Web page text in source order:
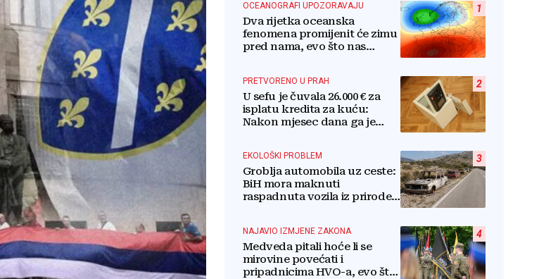
1
OCEANOGRAFI UPOZORAVAJU
Dva rijetka oceanska
fenomena promijenit će zimu
pred nama, evo što nas
2
PRETVORENO U PRAH
U sefu je čuvala 26.000 € za
isplatu kredita za kuću:
Nakon mjesec dana ga je
3
EKOLOŠKI PROBLEM
Groblja automobila uz ceste:
BiH mora maknuti
raspadnuta vozila iz prirode i
4
NAJAVIO IZMJENE ZAKONA
Medveda pitali hoće li se
mirovine povećati i
pripadnicima HVO-a, evo što